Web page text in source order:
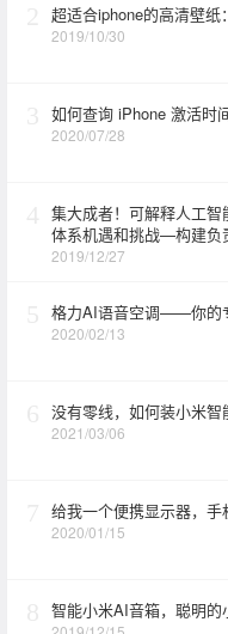
超适合iphone的高清壁纸
2019/10/30
如何查询 iPhone 激活时
2020/07/28
集大成者！可解释人工
体系机遇和挑战—构建负
2019/12/27
格力AI语音空调——你的
2020/02/13
没有零线，如何装小米智
2021/03/06
给我一个便携显示器，手
2020/01/15
智能小米AI音箱，聪明的